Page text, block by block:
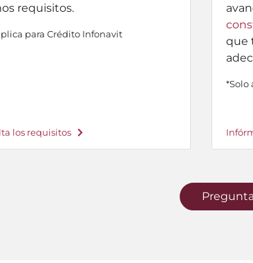
requisitos.
para Crédito Infonavit
los requisitos
que
*Solo